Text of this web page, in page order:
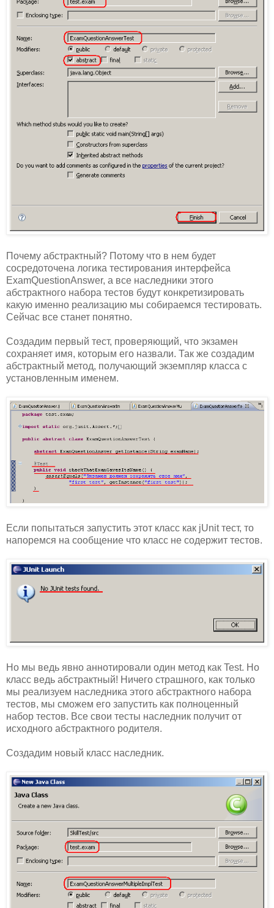
Почему абстрактный? Потому что в нем будет
сосредоточена логика тестирования интерфейса
ExamQuestionAnswer, а все наследники этого
абстрактного набора тестов будут конкретизировать
какую именно реализацию мы собираемся тестировать.
Сейчас все станет понятно.
Создадим первый тест, проверяющий, что экзамен
сохраняет имя, которым его назвали. Так же создадим
абстрактный метод, получающий экземпляр класса с
установленным именем.
Если попытаться запустить этот класс как jUnit тест, то
напоремся на сообщение что класс не содержит тестов.
Но мы ведь явно аннотировали один метод как Test. Но
класс ведь абстрактный! Ничего страшного, как только
мы реализуем наследника этого абстрактного набора
тестов, мы сможем его запустить как полноценный
набор тестов. Все свои тесты наследник получит от
исходного абстрактного родителя.
Создадим новый класс наследник.